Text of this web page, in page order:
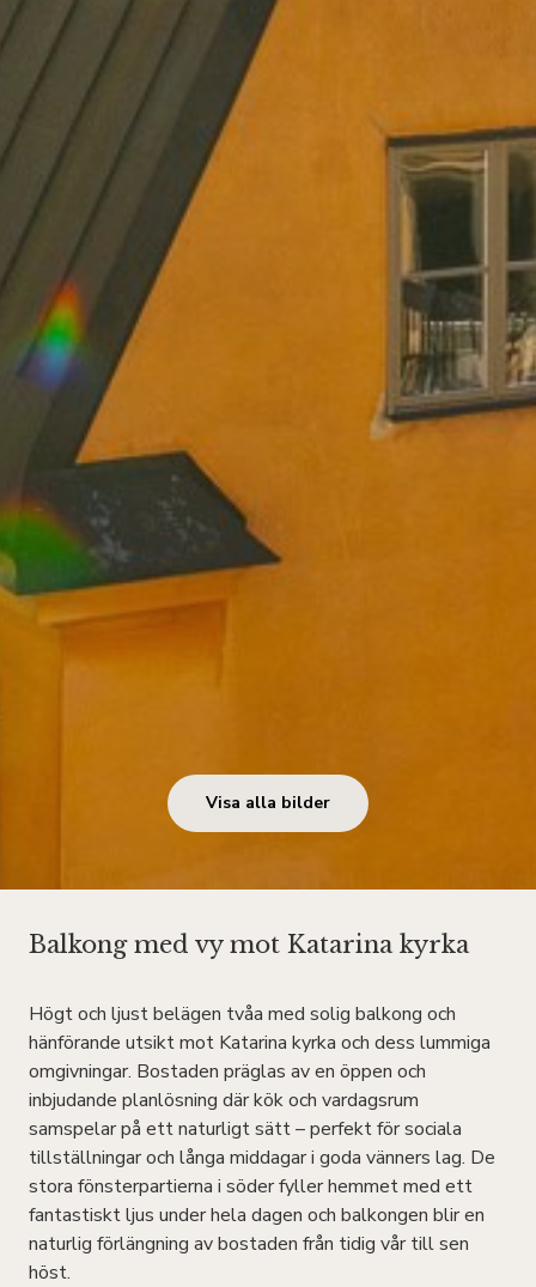
Visa alla bilder
Balkong med vy mot Katarina kyrka
Högt och ljust belägen tvåa med solig balkong och
hänförande utsikt mot Katarina kyrka och dess lummiga
omgivningar. Bostaden präglas av en öppen och
inbjudande planlösning där kök och vardagsrum
samspelar på ett naturligt sätt – perfekt för sociala
tillställningar och långa middagar i goda vänners lag. De
stora fönsterpartierna i söder fyller hemmet med ett
fantastiskt ljus under hela dagen och balkongen blir en
naturlig förlängning av bostaden från tidig vår till sen
höst.